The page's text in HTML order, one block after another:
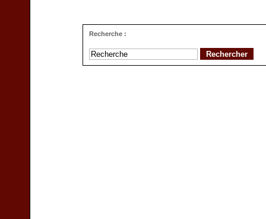
Recherche :